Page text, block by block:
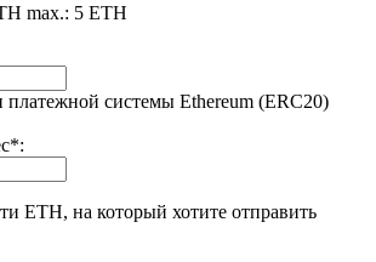
max.: 5 ETH
системы Ethereum (ERC20)
*:
ETH, на который хотите отправить